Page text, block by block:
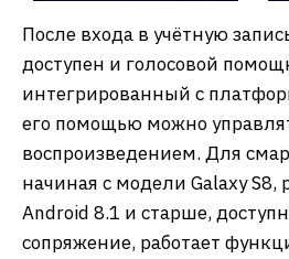
После входа в учётную
доступен и голосовой
интегрированный с
его помощью можно
воспроизведением. Для
начиная с модели Galaxy
Android 8.1 и старше,
сопряжение, работает